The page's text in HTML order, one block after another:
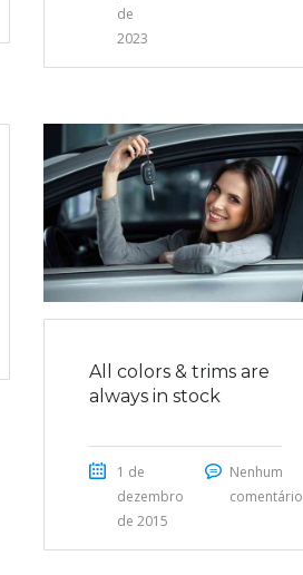
de
2023
All colors & trims are
always in stock
1 de
dezembro
de 2015
Nenhum
comentário